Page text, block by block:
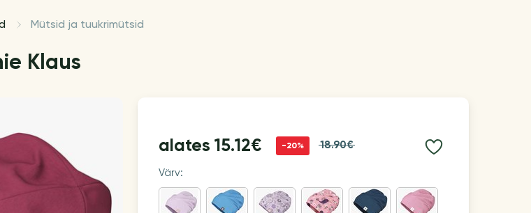
Mütsid ja tuukrimütsid
Klaus
alates 15.12€ -20% 18.90€
Värv: